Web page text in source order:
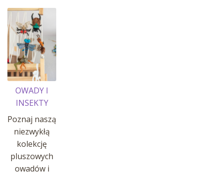
OWADY I
INSEKTY
Poznaj naszą
niezwykłą
kolekcję
pluszowych
owadów i